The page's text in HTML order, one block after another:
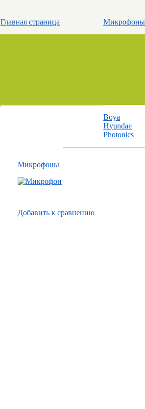
Главная страница Микрофоны
Boya
Hyundae
Photonics
Микрофоны
Добавить к cравнению